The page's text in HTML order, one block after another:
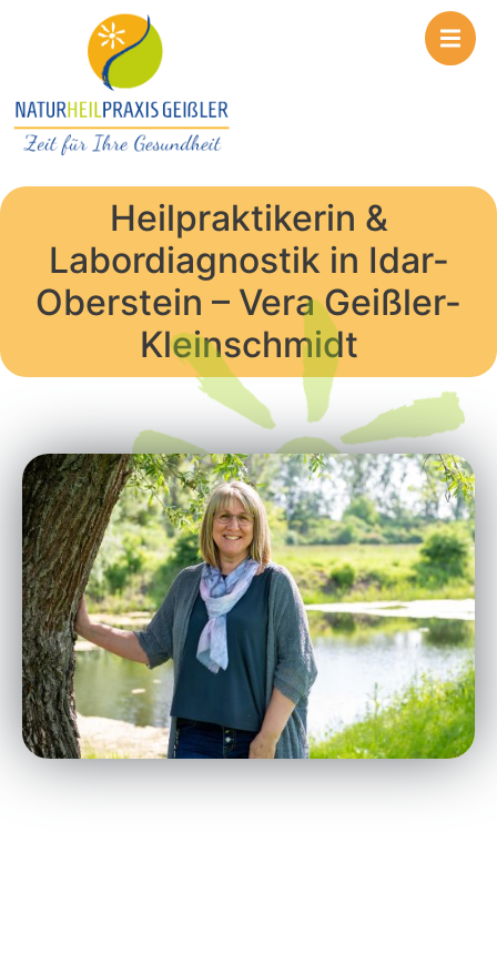
Heilpraktikerin &
Labordiagnostik in Idar-
Oberstein – Vera Geißler-
Kleinschmidt